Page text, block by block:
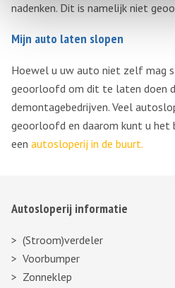
nadenken. Dit is namelijk niet
Mijn auto laten slopen
Hoewel u uw auto niet zelf mag
geoorloofd om dit te laten doen
demontagebedrijven. Veel
geoorloofd en daarom kunt u het
een autosloperij in de buurt.
Autosloperij informatie
(Stroom)verdeler
Voorbumper
Zonneklep